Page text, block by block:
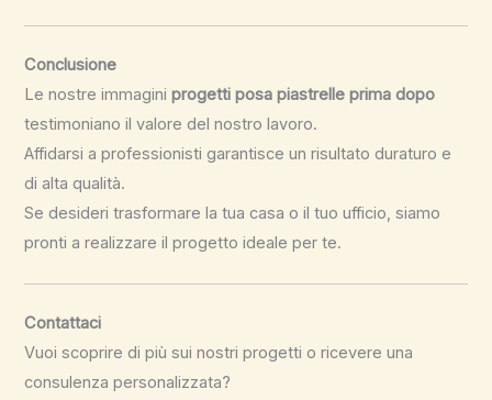
Conclusione
Le nostre immaginiprogetti posa piastrelle prima dopo
testimoniano il valore del nostro lavoro.
Affidarsi a professionisti garantisce un risultato duraturo e
di alta qualità.
Se desideri trasformare la tua casa o il tuo ufficio, siamo
pronti a realizzare il progetto ideale per te.
Contattaci
Vuoi scoprire di più sui nostri progetti o ricevere una
consulenza personalizzata?